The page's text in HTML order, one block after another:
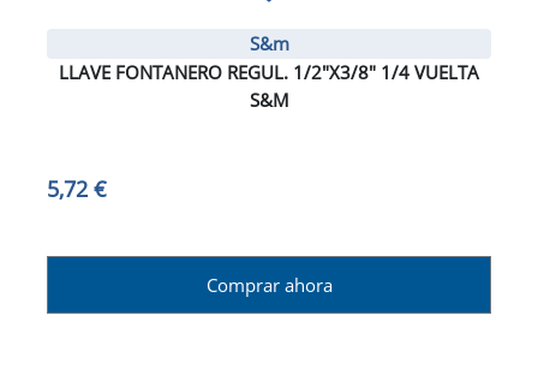
S&m
LLAVE FONTANERO REGUL. 1/2"X3/8" 1/4 VUELTA
S&M
5,72 €
Comprar ahora